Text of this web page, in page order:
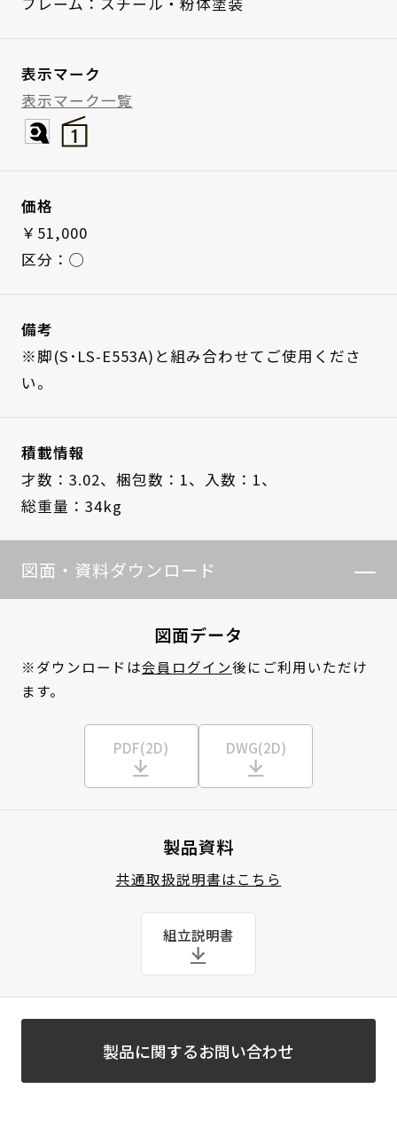
表示マーク
表示マーク一覧
価格
￥51,000
区分：◯
備考
※脚(S･LS-E553A)と組み合わせてご使用くださ
い。
積載情報
才数：3.02、 梱包数：1、
入数：1、
総重量：34kg
図面・資料ダウンロード
図面データ
※ダウンロードは会員ログイン後にご利用いただけ
ます。
PDF(2D) DWG(2D)
製品資料
共通取扱説明書はこちら
組立説明書
製品に関するお問い合わせ